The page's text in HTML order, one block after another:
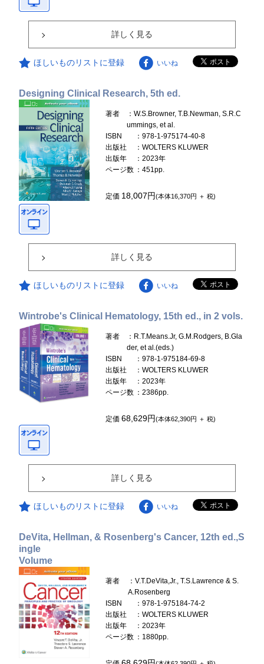
詳しく見る
ほしいものリストに登録 いいね
Designing Clinical Research, 5th ed.
著者
：W.S.Browner, T.B.Newman, S.R.C
ummings, et al.
ISBN
：978-1-975174-40-8
出版社
：WOLTERS KLUWER
出版年
：2023年
ページ数 ：451pp.
定価 18,007円(本体16,370円 ＋ 税)
詳しく見る
ほしいものリストに登録 いいね
Wintrobe's Clinical Hematology, 15th ed., in 2 vols.
著者
：R.T.Means.Jr, G.M.Rodgers, B.Gla
der, et al.(eds.)
ISBN
：978-1-975184-69-8
出版社
：WOLTERS KLUWER
出版年
：2023年
ページ数 ：2386pp.
定価68,629円(本体62,390円 ＋ 税)
詳しく見る
ほしいものリストに登録 いいね
DeVita, Hellman, & Rosenberg's Cancer, 12th ed.,S
ingle
Volume
著者
：V.T.DeVita,Jr., T.S.Lawrence & S.
A.Rosenberg
ISBN
：978-1-975184-74-2
出版社
：WOLTERS KLUWER
出版年
：2023年
ページ数 ：1880pp.